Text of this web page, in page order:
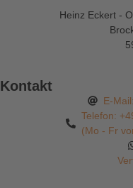
Heinz Eckert -
Kontakt
E-
Telefon:
(Mo - Fr